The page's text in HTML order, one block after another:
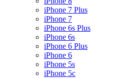
iPhone 7 Plus
iPhone 7
iPhone 6s Plus
iPhone 6s
iPhone 6 Plus
iPhone 6
iPhone 5s
iPhone 5c